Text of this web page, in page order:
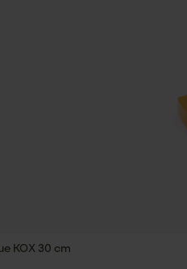
KOX 30 cm